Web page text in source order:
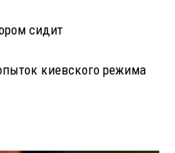
сидит
киевского режима